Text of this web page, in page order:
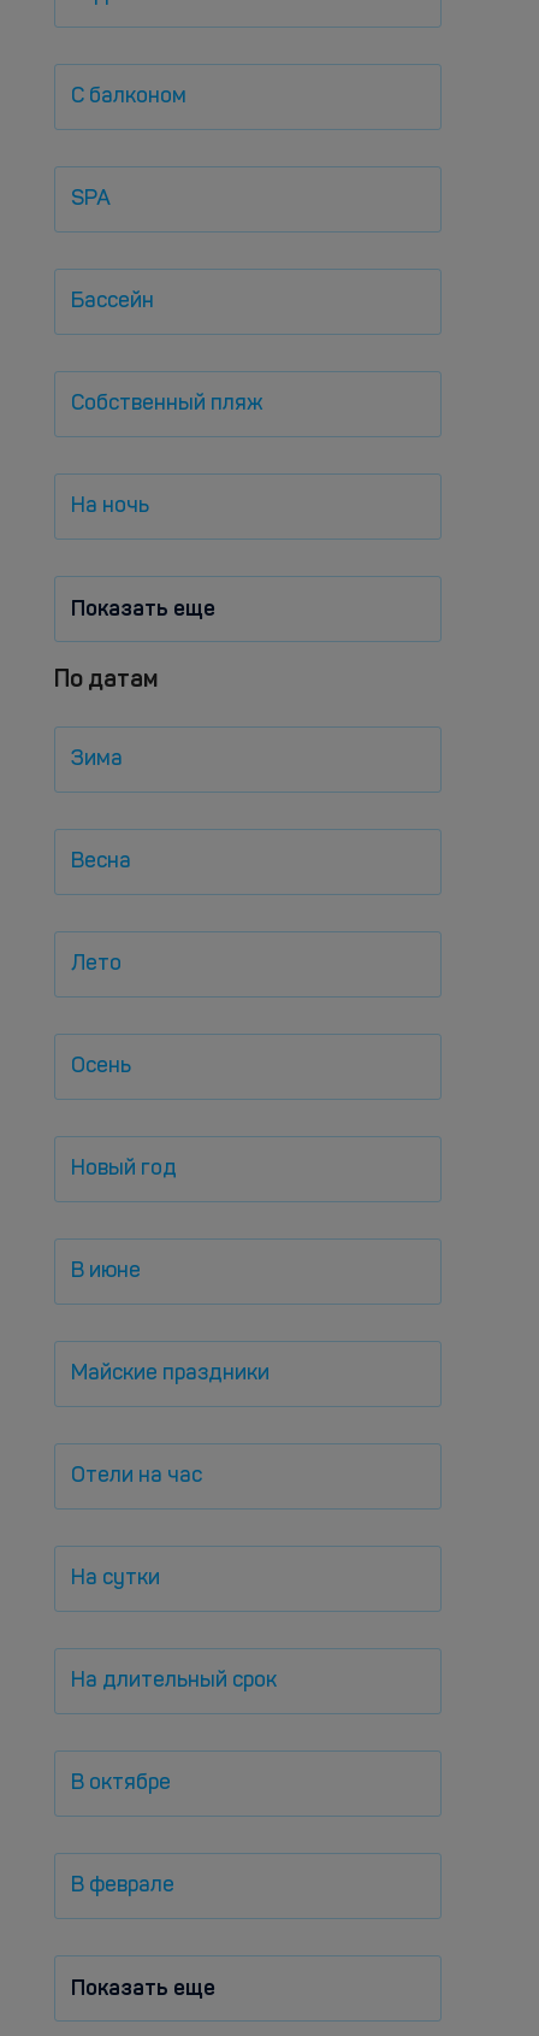
С балконом
SPA
Бассейн
Собственный пляж
На ночь
Показать еще
По датам
Зима
Весна
Лето
Осень
Новый год
В июне
Майские праздники
Отели на час
На сутки
На длительный срок
В октябре
В феврале
Показать еще